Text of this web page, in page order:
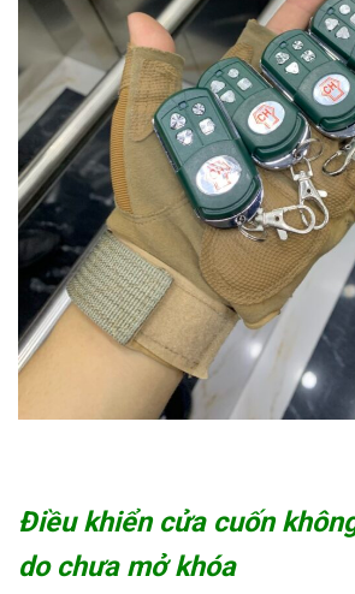
Điều khiển cửa cuốn
do chưa mở khóa